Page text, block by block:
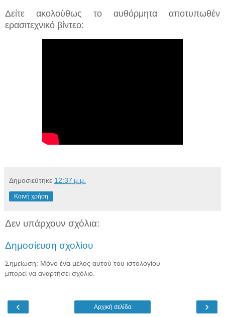
Δείτε ακολούθως το αυθόρμητα αποτυπωθέν
ερασιτεχνικό βίντεο:
Δημοσιεύτηκε 12:37 μ.μ.
Κοινή χρήση
Δεν υπάρχουν σχόλια:
Δημοσίευση σχολίου
Σημείωση: Μόνο ένα μέλος αυτού του ιστολογίου
μπορεί να αναρτήσει σχόλιο.
‹ ›
Αρχική σελίδα